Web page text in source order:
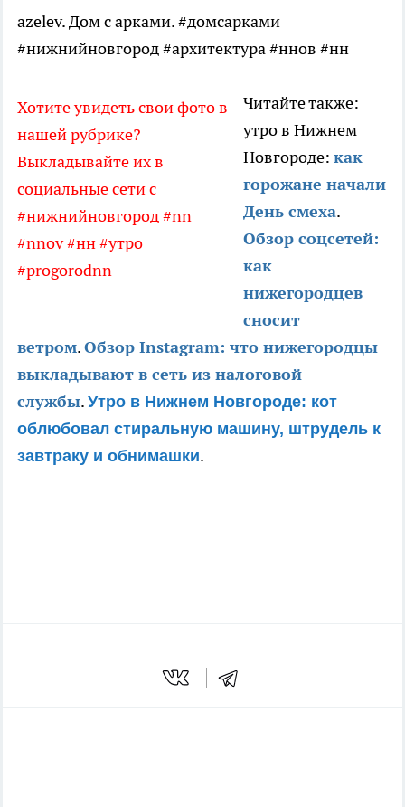
azelev. Дом с арками. #домсарками
#нижнийновгород #архитектура #ннов #нн
Хотите увидеть свои фото в
нашей рубрике?
Выкладывайте их в
социальные сети с
#нижнийновгород #nn
#nnov #нн #утро
#progorodnn
Читайте также:
утро в Нижнем
Новгороде: как
горожане начали
День смеха.
Обзор соцсетей:
как
нижегородцев
сносит
ветром.Обзор Instagram: что нижегородцы
выкладывают в сеть из налоговой
службы. Утро в Нижнем Новгороде: кот
облюбовал стиральную машину, штрудель к
завтраку и обнимашки.